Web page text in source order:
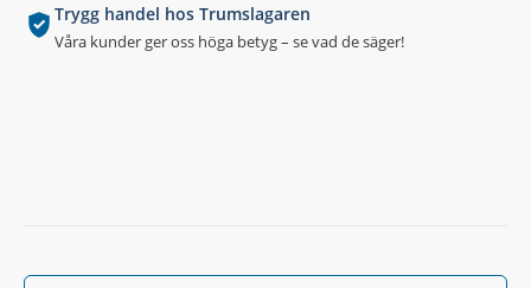
Trygg handel hos Trumslagaren
Våra kunder ger oss höga betyg – se vad de säger!